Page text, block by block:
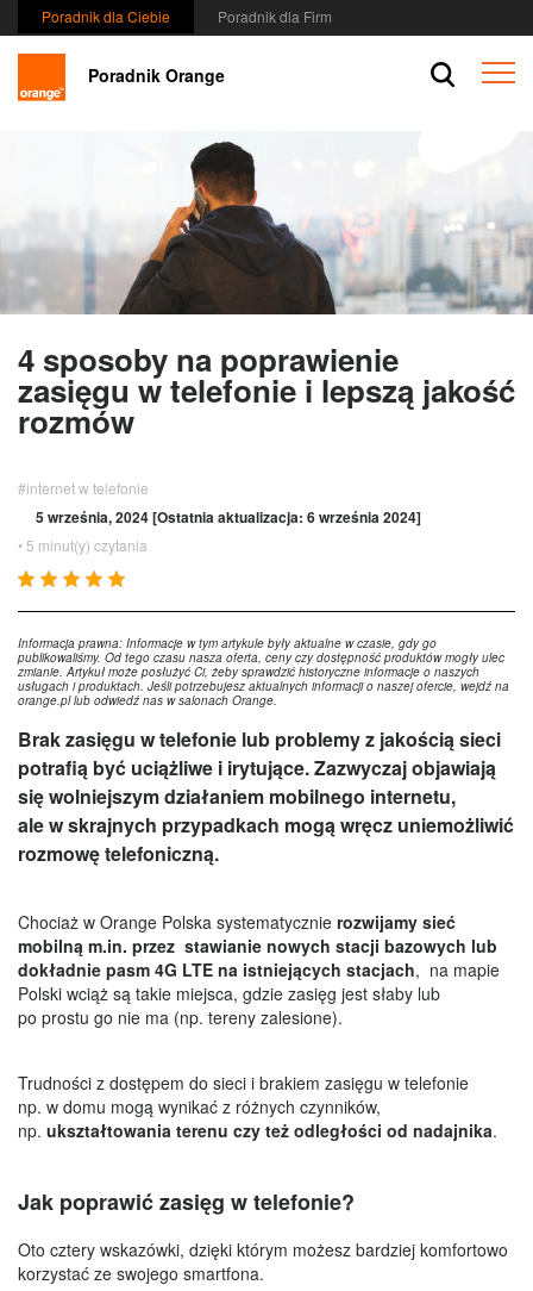
przejdź
do
-
Poradnik dla Ciebie Poradnik dla Firm
Poradnik Orange
/
Menu
Szukaj
4 sposoby na poprawienie
zasięgu w telefonie i lepszą jakość
rozmów
#internet w telefonie
5 września, 2024 [Ostatnia aktualizacja: 6 września 2024]
• 5 minut(y) czytania
Informacja prawna: Informacje w tym artykule były aktualne w czasie, gdy go
publikowaliśmy. Od tego czasu nasza oferta, ceny czy dostępność produktów mogły ulec
zmianie. Artykuł może posłużyć Ci, żeby sprawdzić historyczne informacje o naszych
usługach i produktach. Jeśli potrzebujesz aktualnych informacji o naszej ofercie, wejdź na
orange.pl lub odwiedź nas w salonach Orange.
Brak zasięgu w telefonie lub problemy z jakością sieci
potrafią być uciążliwe i irytujące. Zazwyczaj objawiają
się wolniejszym działaniem mobilnego internetu,
ale w skrajnych przypadkach mogą wręcz uniemożliwić
rozmowę telefoniczną.
Chociaż w Orange Polska systematycznie rozwijamy sieć
mobilną m.in. przez stawianie nowych stacji bazowych lub
dokładnie pasm 4G LTE na istniejących stacjach, na mapie
Polski wciąż są takie miejsca, gdzie zasięg jest słaby lub
po prostu go nie ma (np. tereny zalesione).
Trudności z dostępem do sieci i brakiem zasięgu w telefonie
np. w domu mogą wynikać z różnych czynników,
np. ukształtowania terenu czy też odległości od nadajnika.
Jak poprawić zasięg w telefonie?
Oto cztery wskazówki, dzięki którym możesz bardziej komfortowo
korzystać ze swojego smartfona.